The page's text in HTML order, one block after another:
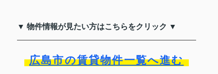
▼ 物件情報が見たい方はこちらをクリック ▼
広島市の賃貸物件一覧へ進む